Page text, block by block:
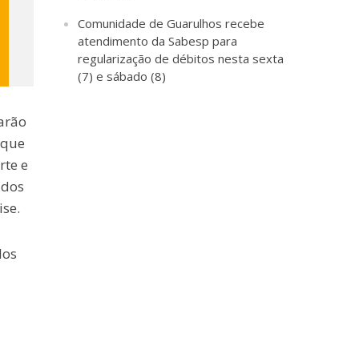
e
Comunidade de Guarulhos recebe
atendimento da Sabesp para
regularização de débitos nesta sexta
(7) e sábado (8)